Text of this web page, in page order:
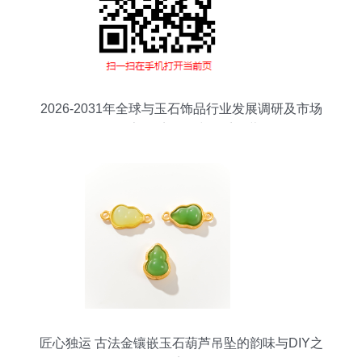
2026-2031年全球与玉石饰品行业发展调研及市场
匠心独运 古法金镶嵌玉石葫芦吊坠的韵味与DIY之